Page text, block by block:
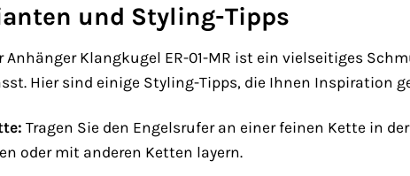
und Styling-Tipps
Anhänger Klangkugel ER-01-MR ist ein vielseitiges
Hier sind einige Styling-Tipps, die Ihnen Inspiration
Tragen Sie den Engelsrufer an einer feinen Kette in
oder mit anderen Ketten layern.